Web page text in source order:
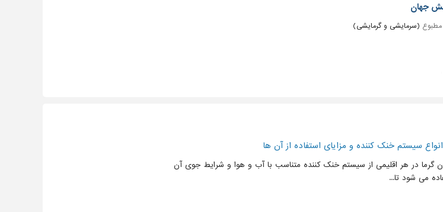
جهان
مطبوع (سرمایشی و گرمایشی)
سیستم خنک کننده و مزایای استفاده از آن ها
گرما در هر اقلیمی از سیستم خنک کننده متناسب با آب و هوا و شرایط جوی آن
می شود تا...